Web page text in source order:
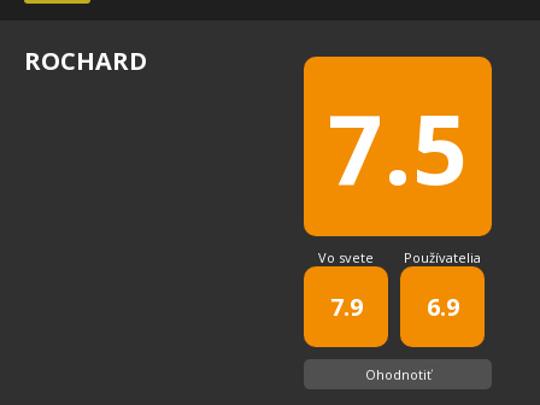
7.5
Vo svete
7.9
Používatelia
6.9
Ohodnotiť
ROCHARD